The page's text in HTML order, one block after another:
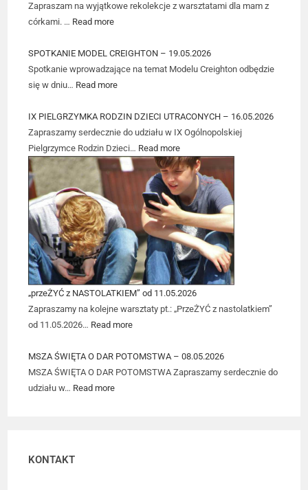
Zapraszam na wyjątkowe rekolekcje z warsztatami dla mam z
córkami. … Read more
SPOTKANIE MODEL CREIGHTON – 19.05.2026
Spotkanie wprowadzające na temat Modelu Creighton odbędzie
się w dniu… Read more
IX PIELGRZYMKA RODZIN DZIECI UTRACONYCH – 16.05.2026
Zapraszamy serdecznie do udziału w IX Ogólnopolskiej
Pielgrzymce Rodzin Dzieci… Read more
„przeŻYĆ z NASTOLATKIEM” od 11.05.2026
Zapraszamy na kolejne warsztaty pt.: „PrzeŻYĆ z nastolatkiem”
od 11.05.2026… Read more
MSZA ŚWIĘTA O DAR POTOMSTWA – 08.05.2026
MSZA ŚWIĘTA O DAR POTOMSTWA Zapraszamy serdecznie do
udziału w… Read more
KONTAKT